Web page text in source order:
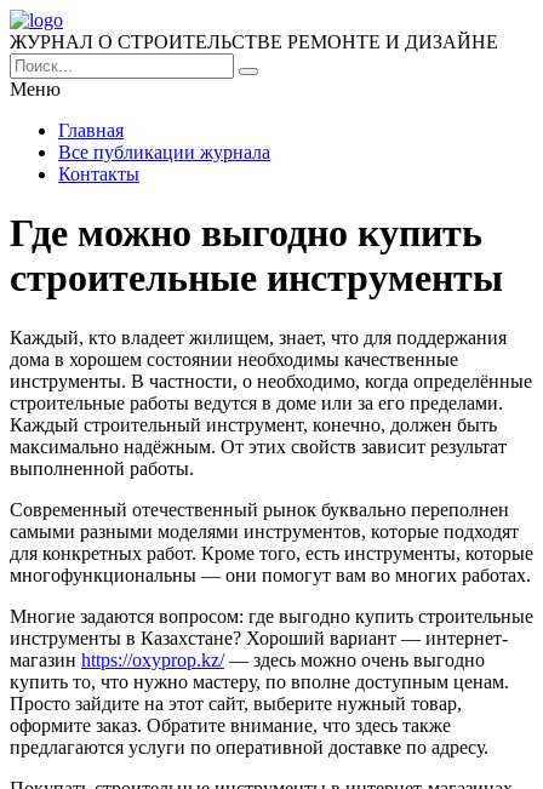
ЖУРНАЛ О СТРОИТЕЛЬСТВЕ РЕМОНТЕ И ДИЗАЙНЕ
Меню
Главная
Все публикации журнала
Контакты
Где можно выгодно купить
строительные инструменты
Каждый, кто владеет жилищем, знает, что для поддержания
дома в хорошем состоянии необходимы качественные
инструменты. В частности, о необходимо, когда определённые
строительные работы ведутся в доме или за его пределами.
Каждый строительный инструмент, конечно, должен быть
максимально надёжным. От этих свойств зависит результат
выполненной работы.
Современный отечественный рынок буквально переполнен
самыми разными моделями инструментов, которые подходят
для конкретных работ. Кроме того, есть инструменты, которые
многофункциональны — они помогут вам во многих работах.
Многие задаются вопросом: где выгодно купить строительные
инструменты в Казахстане? Хороший вариант — интернет-
магазин https://oxyprop.kz/— здесь можно очень выгодно
купить то, что нужно мастеру, по вполне доступным ценам.
Просто зайдите на этот сайт, выберите нужный товар,
оформите заказ. Обратите внимание, что здесь также
предлагаются услуги по оперативной доставке по адресу.